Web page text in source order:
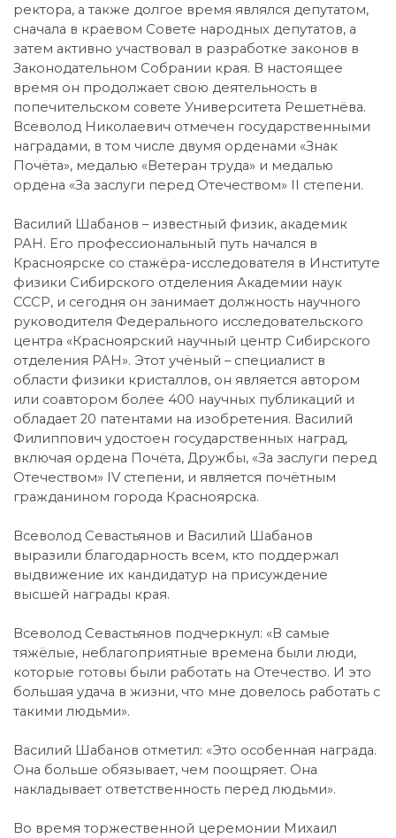
ректора, а также долгое время являлся депутатом,
сначала в краевом Совете народных депутатов, а
затем активно участвовал в разработке законов в
Законодательном Собрании края. В настоящее
время он продолжает свою деятельность в
попечительском совете Университета Решетнёва.
Всеволод Николаевич отмечен государственными
наградами, в том числе двумя орденами «Знак
Почёта», медалью «Ветеран труда» и медалью
ордена «За заслуги перед Отечеством» II степени.
Василий Шабанов – известный физик, академик
РАН. Его профессиональный путь начался в
Красноярске со стажёра-исследователя в Институте
физики Сибирского отделения Академии наук
СССР, и сегодня он занимает должность научного
руководителя Федерального исследовательского
центра «Красноярский научный центр Сибирского
отделения РАН». Этот учёный – специалист в
области физики кристаллов, он является автором
или соавтором более 400 научных публикаций и
обладает 20 патентами на изобретения. Василий
Филиппович удостоен государственных наград,
включая ордена Почёта, Дружбы, «За заслуги перед
Отечеством» IV степени, и является почётным
гражданином города Красноярска.
Всеволод Севастьянов и Василий Шабанов
выразили благодарность всем, кто поддержал
выдвижение их кандидатур на присуждение
высшей награды края.
Всеволод Севастьянов подчеркнул: «В самые
тяжёлые, неблагоприятные времена были люди,
которые готовы были работать на Отечество. И это
большая удача в жизни, что мне довелось работать с
такими людьми».
Василий Шабанов отметил: «Это особенная награда.
Она больше обязывает, чем поощряет. Она
накладывает ответственность перед людьми».
Во время торжественной церемонии Михаил